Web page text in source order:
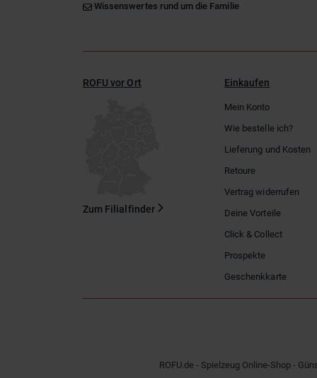
Wissenswertes rund um die Familie
ROFU vor Ort
Zum Filialfinder
Einkaufen
Mein Konto
Wie bestelle ich?
Lieferung und Kosten
Retoure
Vertrag widerrufen
Deine Vorteile
Click & Collect
Prospekte
Geschenkkarte
ROFU.de - Spielzeug Online-Shop -